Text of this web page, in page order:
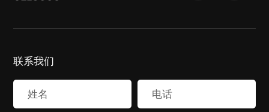
联系我们